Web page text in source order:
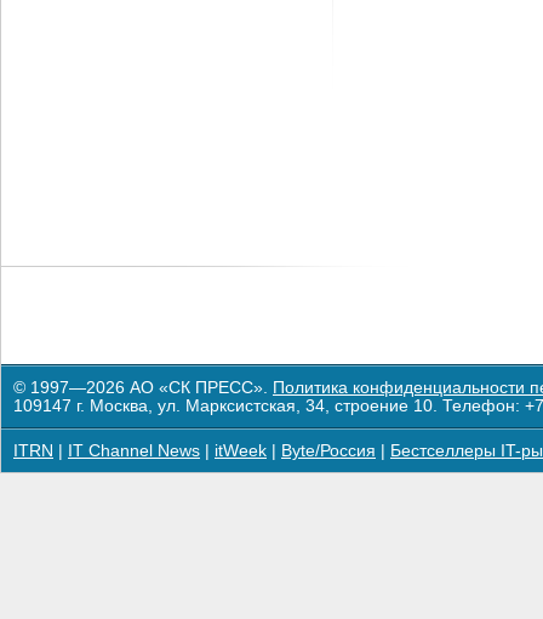
© 1997—2026 АО «СК ПРЕСС». Политика конфиденциальности
109147 г. Москва, ул. Марксистская, 34, строение 10. Телефон:
ITRN IT Channel News itWeek Byte/Россия Бестселлеры IT-